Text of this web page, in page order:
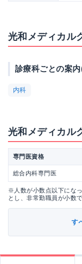
光和メディカル
診療科ごとの案
内科
光和メディカル
専門医資格
総合内科専門医
※人数が小数点以下にな
とし、非常勤職員が小数
す